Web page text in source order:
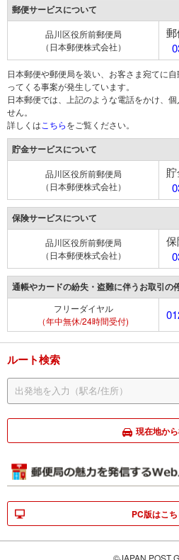
郵便サービスについて
品川区役所前郵便局
（日本郵便株式会社）
日本郵便や郵便局を装い、お客さま宛てに
ってくる事案が発生しています。
日本郵便では、上記のような電話をかけ、
せん。
詳しくは こちらをご覧ください。
貯金サービスについて
品川区役所前郵便局
（日本郵便株式会社）
保険サービスについて
品川区役所前郵便局
（日本郵便株式会社）
通帳やカードの紛失・盗難に伴うお取引の
フリーダイヤル
（年中無休/24時間受付)
ルート検索
現在地か
PC版はこ